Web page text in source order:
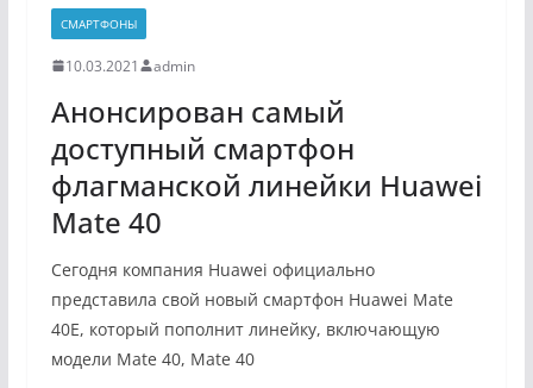
СМАРТФОНЫ
10.03.2021 admin
Анонсирован самый
доступный смартфон
флагманской линейки Huawei
Mate 40
Сегодня компания Huawei официально
представила свой новый смартфон Huawei Mate
40E, который пополнит линейку, включающую
модели Mate 40, Mate 40